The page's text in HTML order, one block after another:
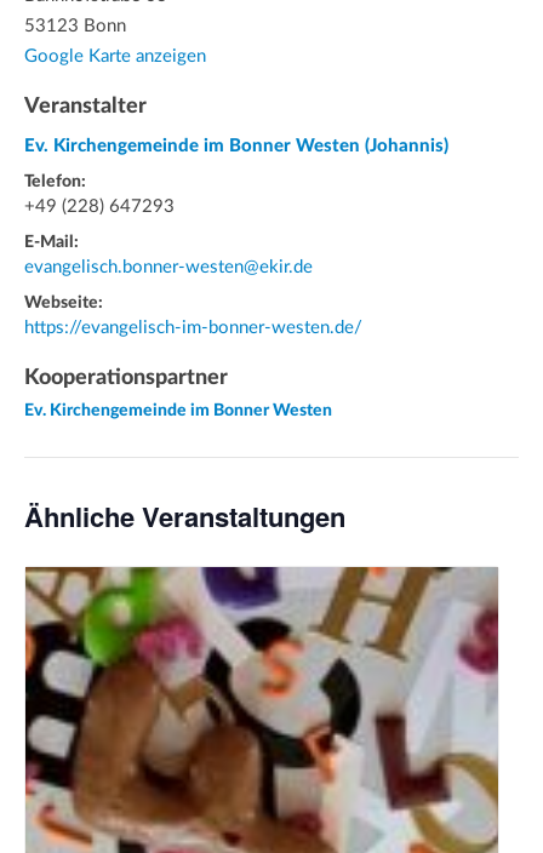
53123 Bonn
Google Karte anzeigen
Veranstalter
Ev. Kirchengemeinde im Bonner Westen (Johannis)
Telefon:
+49 (228) 647293
E-Mail:
evangelisch.bonner-westen@ekir.de
Webseite:
https://evangelisch-im-bonner-westen.de/
Kooperationspartner
Ev. Kirchengemeinde im Bonner Westen
Ähnliche Veranstaltungen